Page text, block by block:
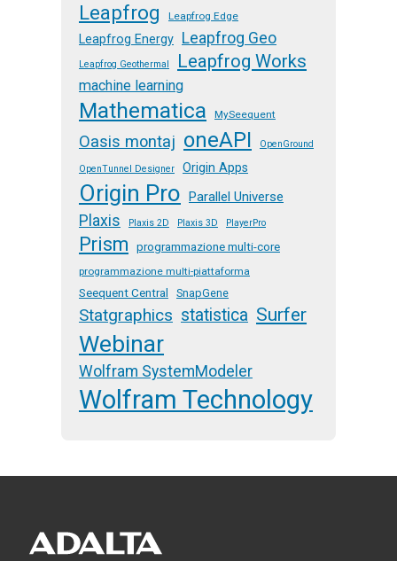
Leapfrog Leapfrog Edge
Leapfrog Energy Leapfrog Geo
Leapfrog Geothermal Leapfrog Works
machine learning
Mathematica MySeequent
Oasis montaj oneAPI OpenGround
OpenTunnel Designer Origin Apps
Origin Pro Parallel Universe
Plaxis Plaxis 2D Plaxis 3D PlayerPro
Prism programmazione multi-core
programmazione multi-piattaforma
Seequent Central SnapGene
Statgraphics statistica Surfer
Webinar
Wolfram SystemModeler
Wolfram Technology